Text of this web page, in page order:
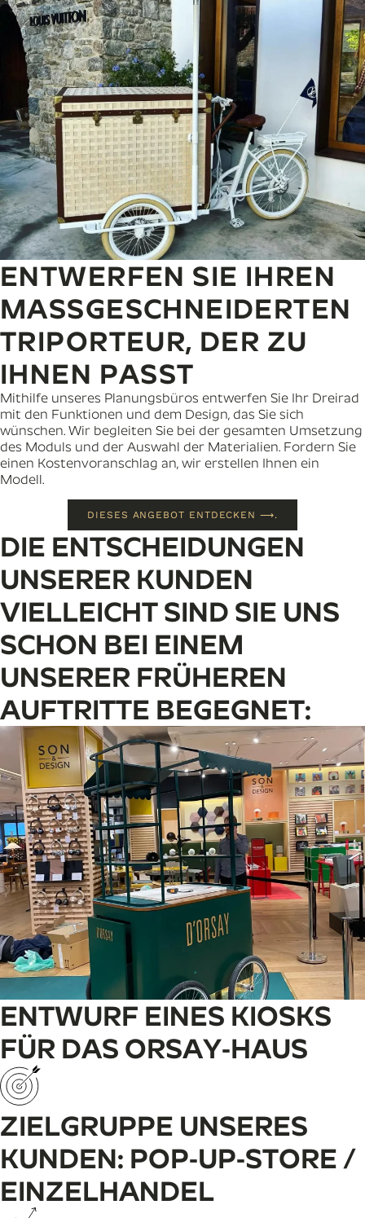
ENTWERFEN SIE IHREN
MASSGESCHNEIDERTEN T
RIPORTEUR, DER ZU I
HNEN PASST
Mithilfe unseres Planungsbüros entwerfen Sie Ihr Dreirad
mit den Funktionen und dem Design, das Sie sich
wünschen. Wir begleiten Sie bei der gesamten Umsetzung
des Moduls und der Auswahl der Materialien. Fordern Sie
einen Kostenvoranschlag an, wir erstellen Ihnen ein
Modell.
DIESES ANGEBOT ENTDECKEN ⟶.
DIE ENTSCHEIDUNGEN
UNSERER KUNDEN
VIELLEICHT SIND SIE UNS
SCHON BEI EINEM
UNSERER FRÜHEREN
AUFTRITTE BEGEGNET:
ENTWURF EINES KIOSKS
FÜR DAS ORSAY-HAUS
ZIELGRUPPE UNSERES
KUNDEN: POP-UP-STORE /
EINZELHANDEL